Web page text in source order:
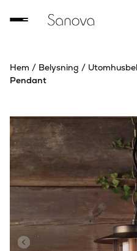
Hem / Belysning /
Pendant